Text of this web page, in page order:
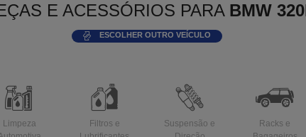
E ACESSÓRIOS PARA BMW
ESCOLHER OUTRO VEÍCULO
Limpeza
Filtros e
Suspensão e
Racks e